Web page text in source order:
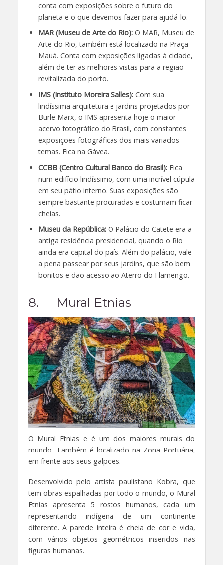
conta com exposições sobre o futuro do
planeta e o que devemos fazer para ajudá-lo.
MAR (Museu de Arte do Rio): O MAR, Museu de
Arte do Rio, também está localizado na Praça
Mauá. Conta com exposições ligadas à cidade,
além de ter as melhores vistas para a região
revitalizada do porto.
IMS (Instituto Moreira Salles): Com sua
lindíssima arquitetura e jardins projetados por
Burle Marx, o IMS apresenta hoje o maior
acervo fotográfico do Brasil, com constantes
exposições fotográficas dos mais variados
temas. Fica na Gávea.
CCBB (Centro Cultural Banco do Brasil): Fica
num edifício lindíssimo, com uma incrível cúpula
em seu pátio interno. Suas exposições são
sempre bastante procuradas e costumam ficar
cheias.
Museu da República: O Palácio do Catete era a
antiga residência presidencial, quando o Rio
ainda era capital do país. Além do palácio, vale
a pena passear por seus jardins, que são bem
bonitos e dão acesso ao Aterro do Flamengo.
8. Mural Etnias
O Mural Etnias e é um dos maiores murais do
mundo. Também é localizado na Zona Portuária,
em frente aos seus galpões.
Desenvolvido pelo artista paulistano Kobra, que
tem obras espalhadas por todo o mundo, o Mural
Etnias apresenta 5 rostos humanos, cada um
representando indígena de um continente
diferente. A parede inteira é cheia de cor e vida,
com vários objetos geométricos inseridos nas
figuras humanas.